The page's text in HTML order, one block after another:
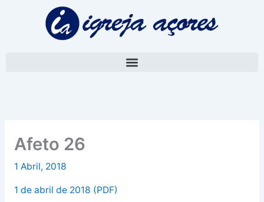
Afeto 26
1 Abril, 2018
1 de abril de 2018 (PDF)